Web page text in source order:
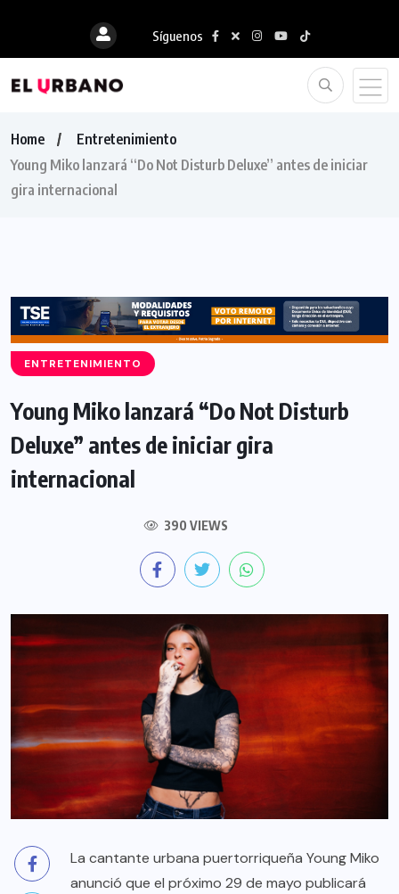
Síguenos
Home
Entretenimiento
Young Miko lanzará “Do Not Disturb Deluxe” antes de iniciar
gira internacional
ENTRETENIMIENTO
Young Miko lanzará “Do Not Disturb
Deluxe” antes de iniciar gira
internacional
390 VIEWS
La cantante urbana puertorriqueña Young Miko
anunció que el próximo 29 de mayo publicará